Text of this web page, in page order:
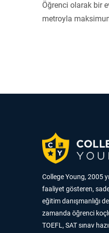
Öğrenci olarak bir
metroyla
College Young, 2005
faaliyet gösteren,
eğitim danışmanlığı
zamanda öğrenci
TOEFL, SAT sınav